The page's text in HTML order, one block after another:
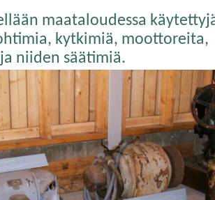
maataloudessa
kytkimiä, moottoreita,
niiden säätimiä.